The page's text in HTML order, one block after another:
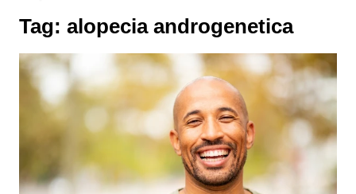
Tag: alopecia androgenetica